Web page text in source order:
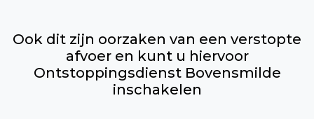
Ook dit zijn oorzaken van een verstopte
afvoer en kunt u hiervoor
Ontstoppingsdienst Bovensmilde
inschakelen